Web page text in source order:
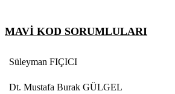
MAVİ KOD SORUMLULARI
Süleyman FIÇICI
Dt. Mustafa Burak GÜLGEL